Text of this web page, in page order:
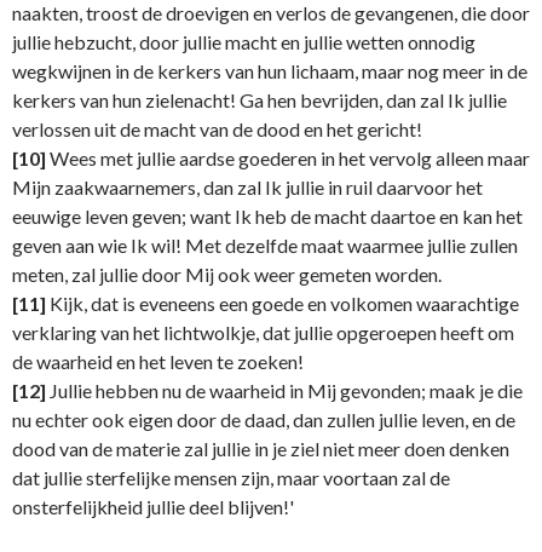
naakten, troost de droevigen en verlos de gevangenen, die door
jullie hebzucht, door jullie macht en jullie wetten onnodig
wegkwijnen in de kerkers van hun lichaam, maar nog meer in de
kerkers van hun zielenacht! Ga hen bevrijden, dan zal Ik jullie
verlossen uit de macht van de dood en het gericht!
[10] Wees met jullie aardse goederen in het vervolg alleen maar
Mijn zaakwaarnemers, dan zal Ik jullie in ruil daarvoor het
eeuwige leven geven; want Ik heb de macht daartoe en kan het
geven aan wie Ik wil! Met dezelfde maat waarmee jullie zullen
meten, zal jullie door Mij ook weer gemeten worden.
[11] Kijk, dat is eveneens een goede en volkomen waarachtige
verklaring van het lichtwolkje, dat jullie opgeroepen heeft om
de waarheid en het leven te zoeken!
[12] Jullie hebben nu de waarheid in Mij gevonden; maak je die
nu echter ook eigen door de daad, dan zullen jullie leven, en de
dood van de materie zal jullie in je ziel niet meer doen denken
dat jullie sterfelijke mensen zijn, maar voortaan zal de
onsterfelijkheid jullie deel blijven!'